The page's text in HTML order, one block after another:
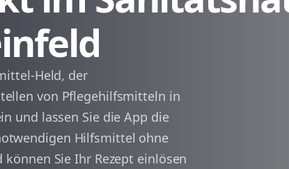
Klingenmünster
Göcklingen
Niederhorbach
Held, der
von Pflegehilfsmitteln in
und lassen Sie die App die
Hilfsmittel ohne
Sie Ihr Rezept einlösen